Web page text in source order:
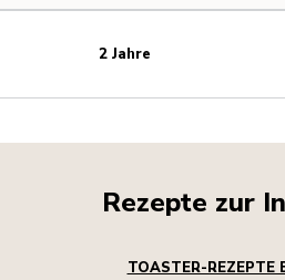
2 Jahre
Rezepte zur
TOASTER-REZEPTE